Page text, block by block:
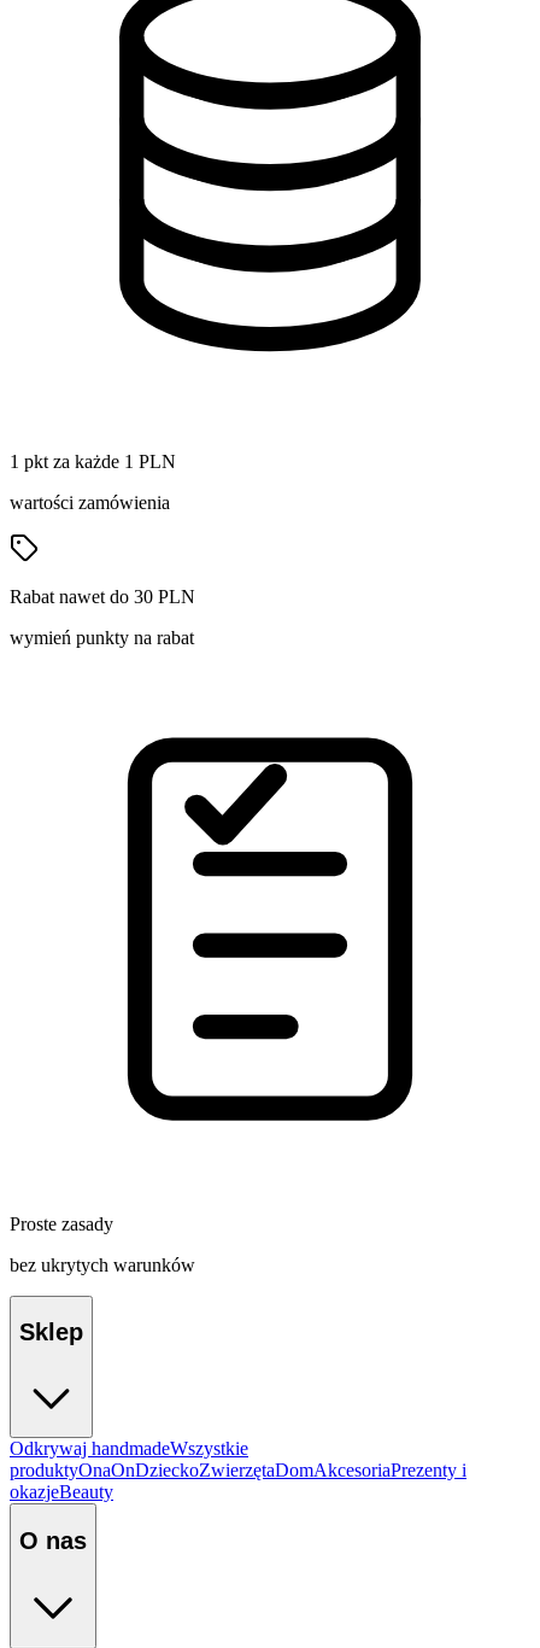
1 pkt za każde 1 PLN
wartości zamówienia
Rabat nawet do 30 PLN
wymień punkty na rabat
Proste zasady
bez ukrytych warunków
Sklep
Odkrywaj handmadeWszystkie
produktyOnaOnDzieckoZwierzętaDomAkcesoriaPrezenty i
okazjeBeauty
O nas